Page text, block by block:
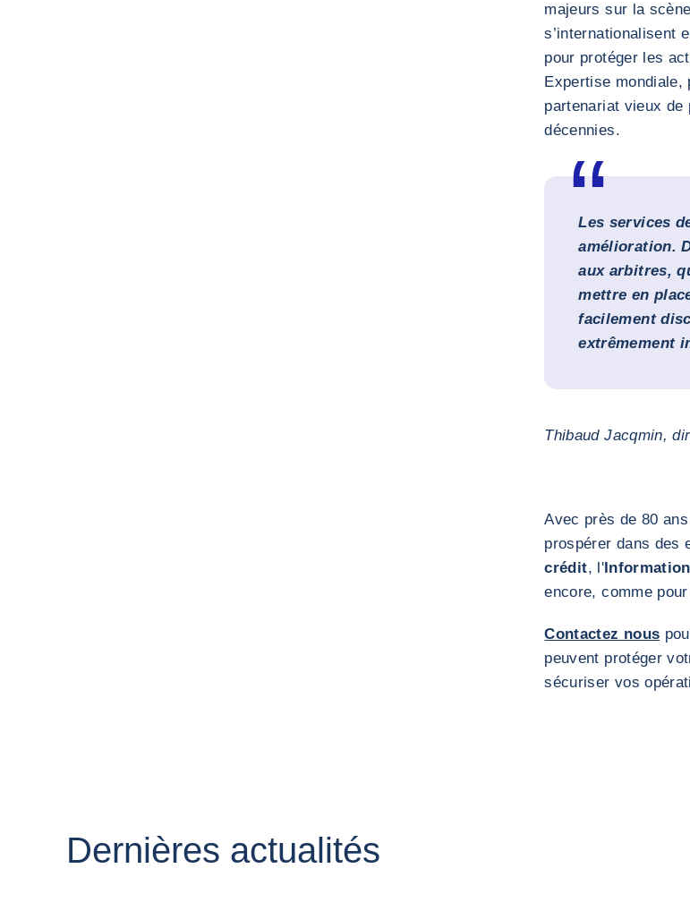
majeurs sur la
s’internationalisent
pour protéger les
Expertise
partenariat vieux de
décennies.
Les services
amélioration.
aux arbitres,
mettre en
facilement
extrêmement
Thibaud Jacqmin,
Avec près de 80
prospérer dans des
crédit, l'
encore, comme
Contactez nous
peuvent protéger
sécuriser vos
Dernières actualités